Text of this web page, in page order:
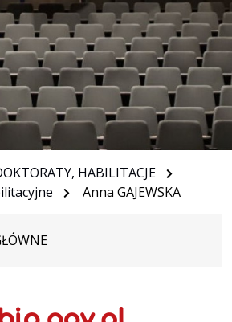
HABILITACJE
Anna GAJEWSKA